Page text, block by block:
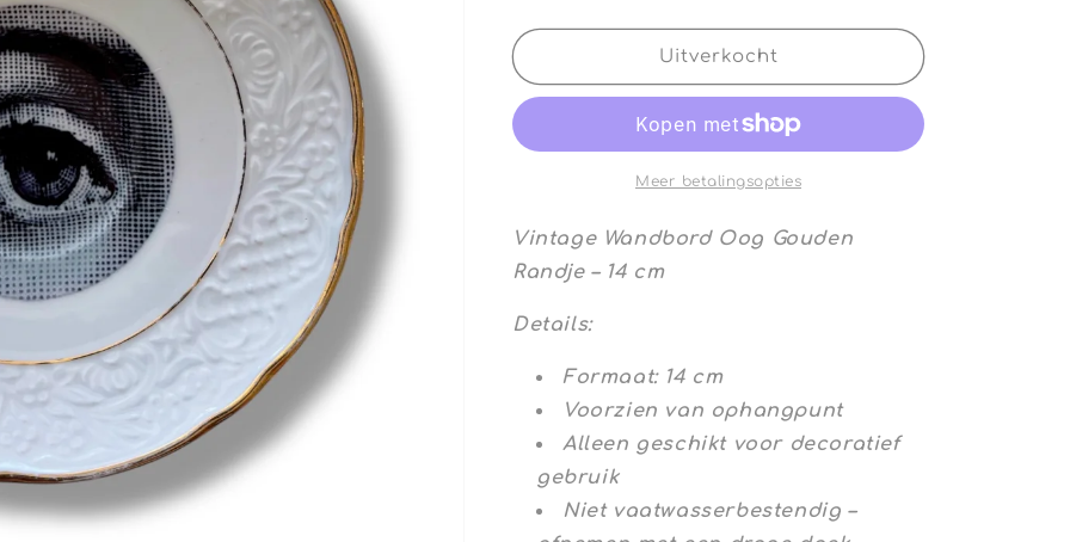
verlagen
voor
Wandbord
Randje
verhogen
voor
Vintage
Wandbord
Gouden
Randje
Uitverkocht
Meer betalingsopties
Vintage Wandbord Oog Gouden
Randje – 14 cm
Details:
Formaat: 14 cm
Voorzien van ophangpunt
Alleen geschikt voor decoratief
gebruik
Niet vaatwasserbestendig –